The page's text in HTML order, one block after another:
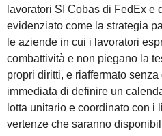
lavoratori SI Cobas di FedEx e
evidenziato come la strategia
le aziende in cui i lavoratori
combattività e non piegano la
propri diritti, e riaffermato
immediata di definire un
lotta unitario e coordinato con i
vertenze che saranno